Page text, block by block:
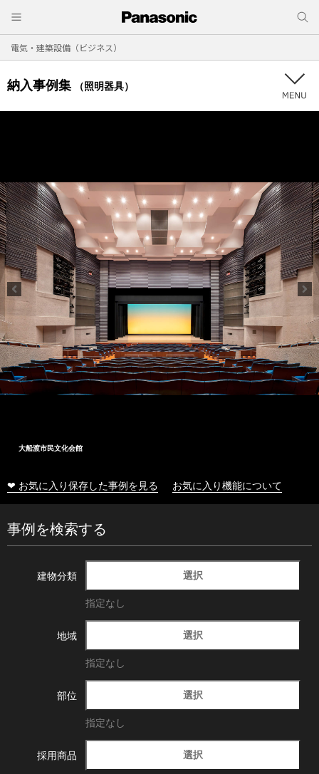
電気・建築設備（ビジネス）
納入事例集 （照明器具）
大船渡市民文化会館
❤ お気に入り保存した事例を見る お気に入り機能について
事例を検索する
建物分類 選択
指定なし
地域 選択
指定なし
部位 選択
指定なし
採用商品 選択